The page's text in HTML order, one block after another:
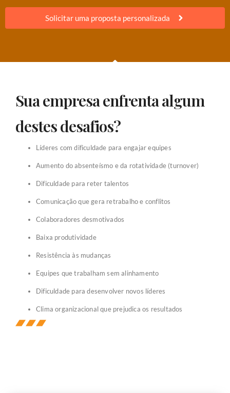
Solicitar uma proposta personalizada
Sua empresa enfrenta algum
destes desafios?
Líderes com dificuldade para engajar equipes
Aumento do absenteísmo e da rotatividade (turnover)
Dificuldade para reter talentos
Comunicação que gera retrabalho e conflitos
Colaboradores desmotivados
Baixa produtividade
Resistência às mudanças
Equipes que trabalham sem alinhamento
Dificuldade para desenvolver novos líderes
Clima organizacional que prejudica os resultados